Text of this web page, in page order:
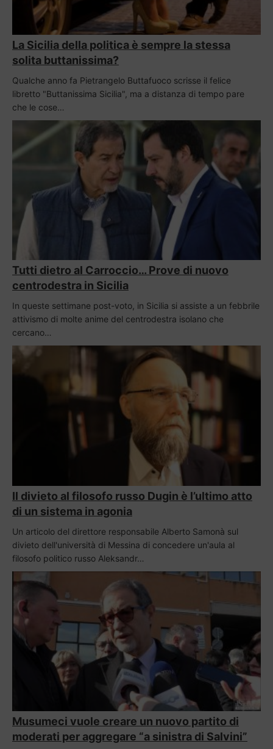
La Sicilia della politica è sempre la stessa
solita buttanissima?
Qualche anno fa Pietrangelo Buttafuoco scrisse il felice
libretto "Buttanissima Sicilia", ma a distanza di tempo pare
che le cose…
Tutti dietro al Carroccio… Prove di nuovo
centrodestra in Sicilia
In queste settimane post-voto, in Sicilia si assiste a un febbrile
attivismo di molte anime del centrodestra isolano che
cercano…
Il divieto al filosofo russo Dugin è l’ultimo atto
di un sistema in agonia
Un articolo del direttore responsabile Alberto Samonà sul
divieto dell'università di Messina di concedere un'aula al
filosofo politico russo Aleksandr…
Musumeci vuole creare un nuovo partito di
moderati per aggregare “a sinistra di Salvini”